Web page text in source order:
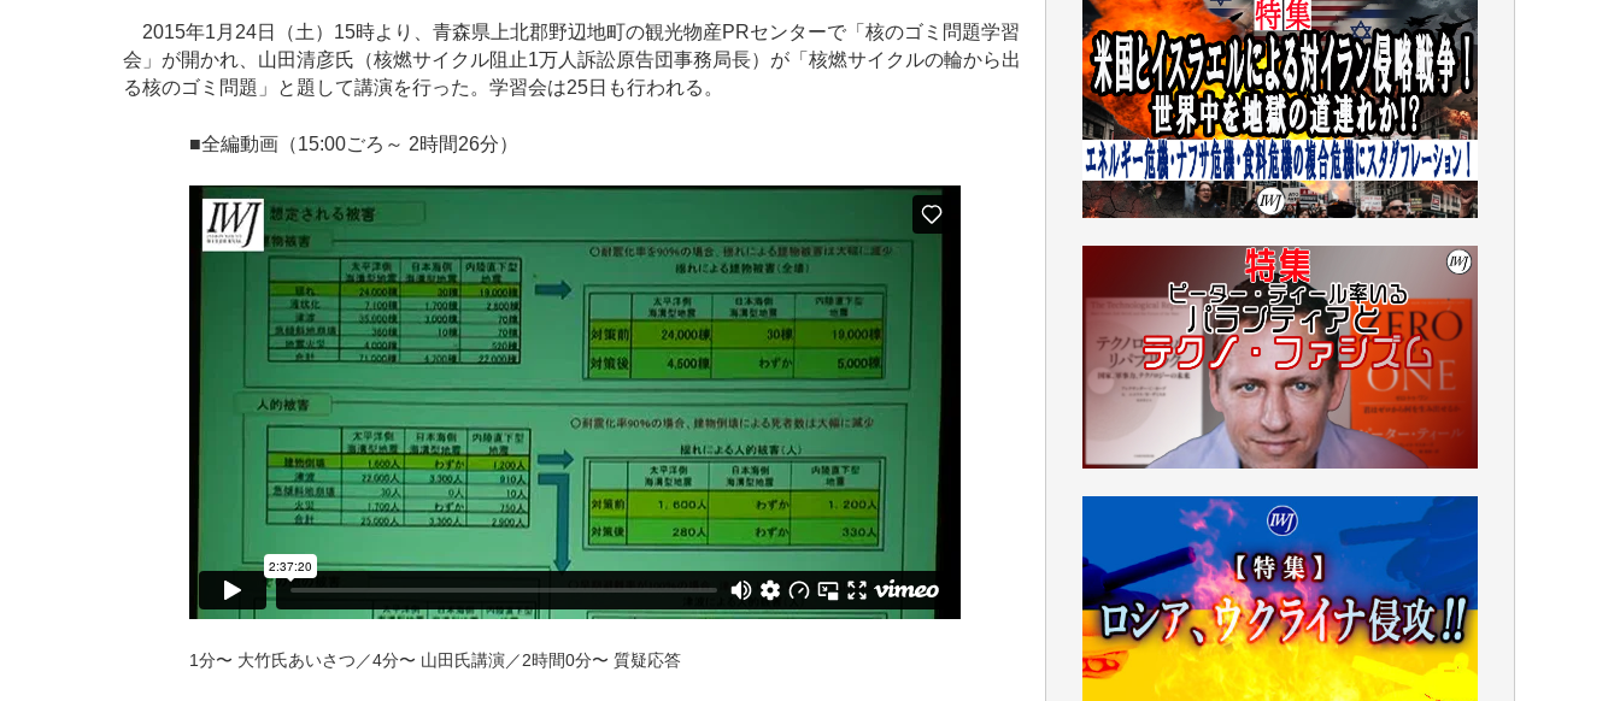
2015年1月24日（土）15時より、青森県上北郡野辺地町の観光物産PRセンターで「核のゴミ問題学習
会」が開かれ、山田清彦氏（核燃サイクル阻止1万人訴訟原告団事務局長）が「核燃サイクルの輪から出
る核のゴミ問題」と題して講演を行った。学習会は25日も行われる。
■全編動画（15:00ごろ～ 2時間26分）
1分〜 大竹氏あいさつ／4分〜 山田氏講演／2時間0分〜 質疑応答